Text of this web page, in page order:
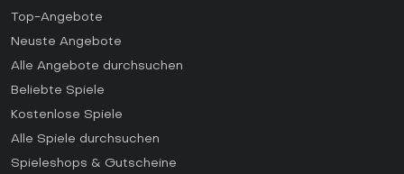
Top-Angebote
Neuste Angebote
Alle Angebote durchsuchen
Beliebte Spiele
Kostenlose Spiele
Alle Spiele durchsuchen
Spieleshops & Gutscheine